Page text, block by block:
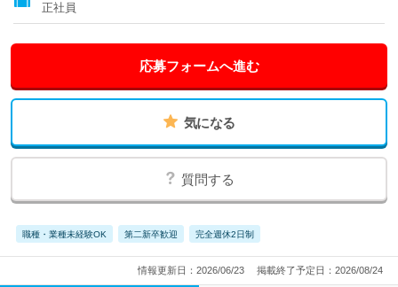
正社員
応募フォームへ進む
気になる
質問する
職種・業種未経験OK 第二新卒歓迎 完全週休2日制
情報更新日：2026/06/23 掲載終了予定日：2026/08/24